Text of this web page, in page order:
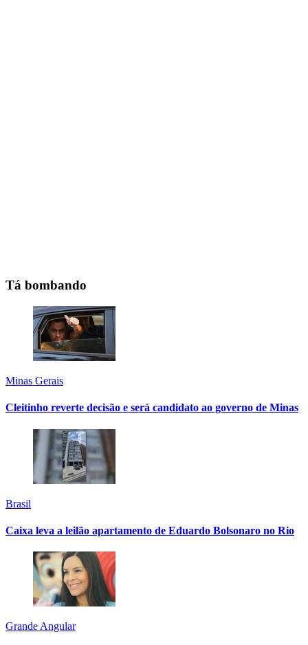
Tá bombando
Minas Gerais
Cleitinho reverte decisão e será candidato ao governo de Minas
Brasil
Caixa leva a leilão apartamento de Eduardo Bolsonaro no Rio
Grande Angular